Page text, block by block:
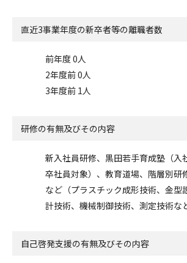
直近3事業年度の新卒者等の離職者数
前年度 0人
2年度前 0人
3年度前 1人
研修の有無及びその内容
新入社員研修、黒田若手育成塾（入
卒社員対象）、教育道場、階層別研
など（プラスチック成形技術、金型
計技術、機械制御技術、測定技術など
自己啓発支援の有無及びその内容